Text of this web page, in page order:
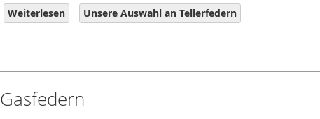
Weiterlesen
Unsere Auswahl an Tellerfedern
Gasfedern